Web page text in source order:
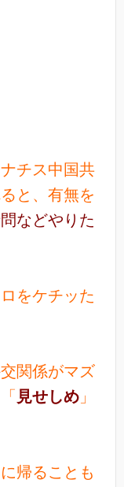
チス中国共
と、有無を
などやりた
をケチッた
関係がマズ
見せしめ 」
帰ることも